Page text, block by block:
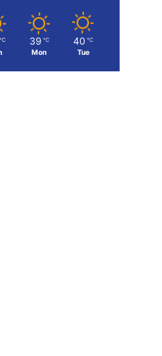
℃ 39 ℃
Mon
40 ℃
Tue